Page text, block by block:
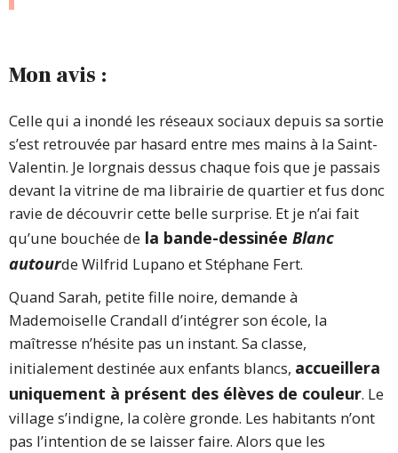
Mon avis :
Celle qui a inondé les réseaux sociaux depuis sa sortie
s’est retrouvée par hasard entre mes mains à la Saint-
Valentin. Je lorgnais dessus chaque fois que je passais
devant la vitrine de ma librairie de quartier et fus donc
ravie de découvrir cette belle surprise. Et je n’ai fait
qu’une bouchée de la bande-dessinée Blanc
autourde Wilfrid Lupano et Stéphane Fert.
Quand Sarah, petite fille noire, demande à
Mademoiselle Crandall d’intégrer son école, la
maîtresse n’hésite pas un instant. Sa classe,
initialement destinée aux enfants blancs, accueillera
uniquement à présent des élèves de couleur. Le
village s’indigne, la colère gronde. Les habitants n’ont
pas l’intention de se laisser faire. Alors que les